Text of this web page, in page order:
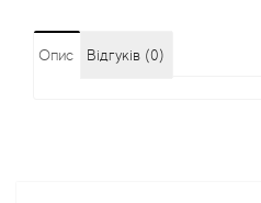
Опис Відгуків (0)